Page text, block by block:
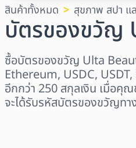
สินค้าทั้งหมด สุขภาพ สปา แ
บัตรของขวัญ
ซื้อบัตรของขวัญ Ulta
Ethereum, USDC,
อีกกว่า 250 สกุลเงิน เมื่อคุ
จะได้รับรหัสบัตรของขวัญทา